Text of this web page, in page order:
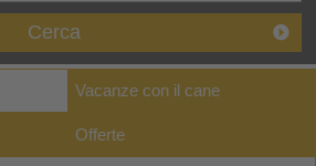
Cerca
Vacanze con il cane
Offerte